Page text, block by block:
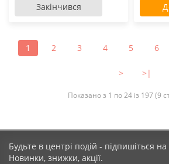
Закінчився
1 2 3 4 5 6
> >|
Показано з 1 по 24 із 197 (9
Будьте в центрі подій - підпишіться
Новинки, знижки, акції.